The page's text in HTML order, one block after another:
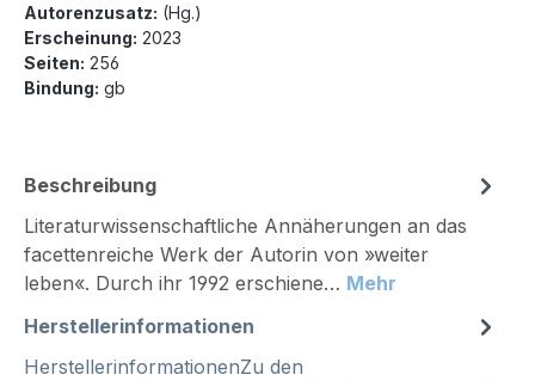
Autorenzusatz: (Hg.)
Erscheinung: 2023
Seiten: 256
Bindung: gb
Beschreibung
Literaturwissenschaftliche Annäherungen an das
facettenreiche Werk der Autorin von »weiter
leben«. Durch ihr 1992 erschiene… Mehr
Herstellerinformationen
HerstellerinformationenZu den